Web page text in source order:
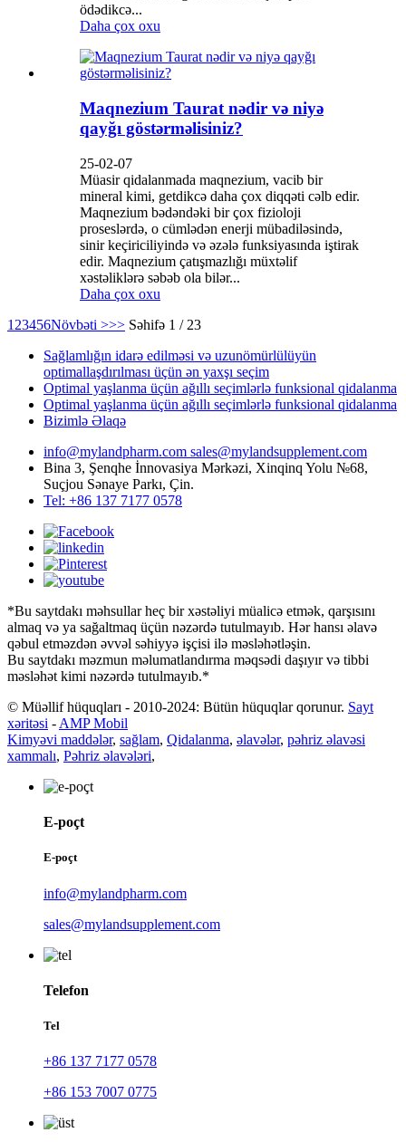
ödədikcə...
Daha çox oxu
Maqnezium Taurat nədir və niyə
qayğı göstərməlisiniz?
25-02-07
Müasir qidalanmada maqnezium, vacib bir
mineral kimi, getdikcə daha çox diqqəti cəlb edir.
Maqnezium bədəndəki bir çox fizioloji
proseslərdə, o cümlədən enerji mübadiləsində,
sinir keçiriciliyində və əzələ funksiyasında iştirak
edir. Maqnezium çatışmazlığı müxtəlif
xəstəliklərə səbəb ola bilər...
Daha çox oxu
1 23456Növbəti >>> Səhifə 1 / 23
Sağlamlığın idarə edilməsi və uzunömürlülüyün
optimallaşdırılması üçün ən yaxşı seçim
Optimal yaşlanma üçün ağıllı seçimlərlə funksional qidalanma
Optimal yaşlanma üçün ağıllı seçimlərlə funksional qidalanma
Bizimlə Əlaqə
info@mylandpharm.com sales@mylandsupplement.com
Bina 3, Şenqhe İnnovasiya Mərkəzi, Xinqinq Yolu №68,
Suçjou Sənaye Parkı, Çin.
Tel: +86 137 7177 0578
*Bu saytdakı məhsullar heç bir xəstəliyi müalicə etmək, qarşısını
almaq və ya sağaltmaq üçün nəzərdə tutulmayıb. Hər hansı əlavə
qəbul etməzdən əvvəl səhiyyə işçisi ilə məsləhətləşin.
Bu saytdakı məzmun məlumatlandırma məqsədi daşıyır və tibbi
məsləhət kimi nəzərdə tutulmayıb.*
© Müəllif hüquqları - 2010-2024: Bütün hüquqlar qorunur. Sayt
xəritəsi - AMP Mobil
Kimyəvi maddələr, sağlam, Qidalanma, əlavələr, pəhriz əlavəsi
xammalı, Pəhriz əlavələri,
E-poçt
E-poçt
info@mylandpharm.com
sales@mylandsupplement.com
Telefon
Tel
+86 137 7177 0578
+86 153 7007 0775